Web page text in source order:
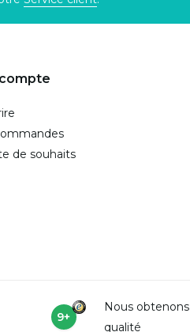
de souhaits
9+
Nous obtenons
qualité